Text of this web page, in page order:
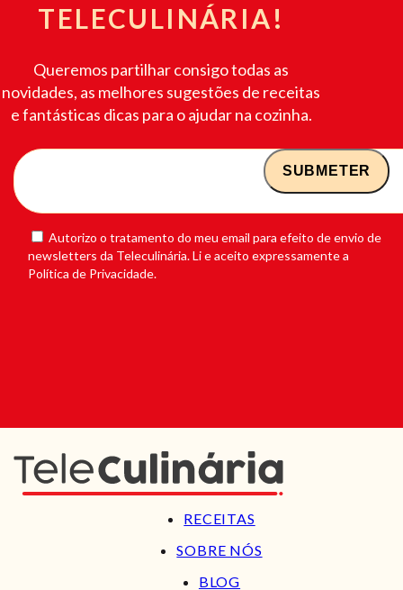
TELECULINÁRIA!
Queremos partilhar consigo todas as
novidades, as melhores sugestões de receitas
e fantásticas dicas para o ajudar na cozinha.
Autorizo o tratamento do meu email para efeito de envio de
newsletters da Teleculinária. Li e aceito expressamente a
Política de Privacidade.
RECEITAS
SOBRE NÓS
BLOG